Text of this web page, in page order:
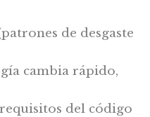
de desgaste
cambia rápido,
del código